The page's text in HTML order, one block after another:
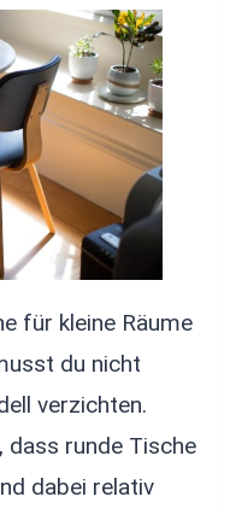
für kleine Räume
du nicht
verzichten.
dass runde Tische
dabei relativ